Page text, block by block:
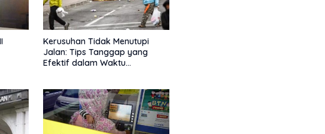
Kerusuhan Tidak Menutupi
Jalan: Tips Tanggap yang
Efektif dalam Waktu